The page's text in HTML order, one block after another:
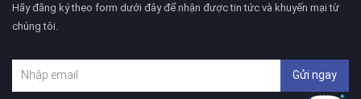
Hãy đăng ký theo form dưới đây để nhận được tin tức và khuyến mại từ
chúng tôi.
Gửi ngay